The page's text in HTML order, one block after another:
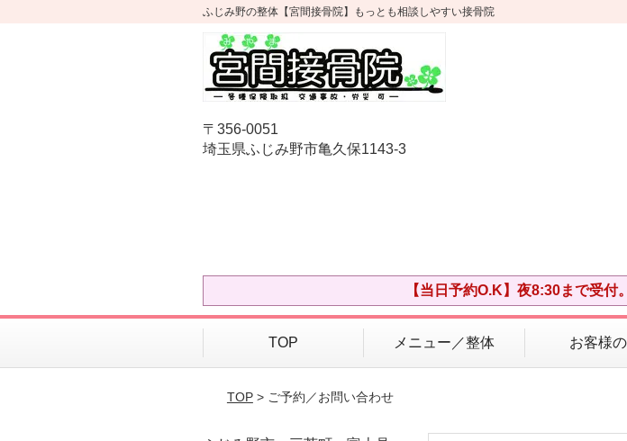
ふじみ野の整体【宮間接骨院】もっとも相談しやすい接骨院
〒356-0051
埼玉県ふじみ野市亀久保1143-3
【当日予約O.K】夜8:30まで受付
TOP メニュー／整体 お客様
TOP> ご予約／お問い合わせ